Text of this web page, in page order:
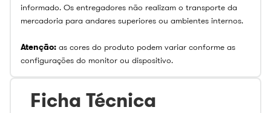
informado. Os entregadores não realizam o transporte da
mercadoria para andares superiores ou ambientes internos.
Atenção: as cores do produto podem variar conforme as
configurações do monitor ou dispositivo.
Ficha Técnica